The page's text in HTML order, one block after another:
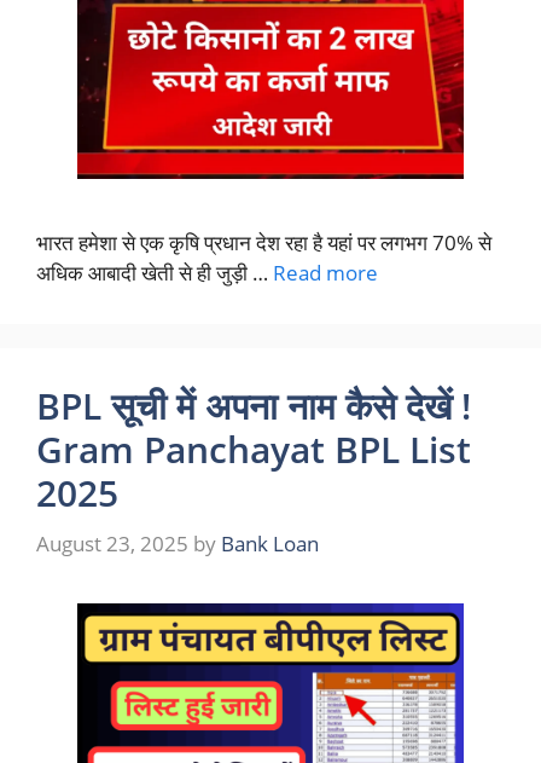
भारत हमेशा से एक कृषि प्रधान देश रहा है यहां पर लगभग 70% से
अधिक आबादी खेती से ही जुड़ी … Read more
BPL सूची में अपना नाम कैसे देखें !
Gram Panchayat BPL List
2025
August 23, 2025 by Bank Loan